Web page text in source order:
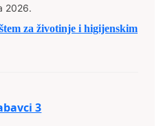
2026.
za životinje i higijenskim
3